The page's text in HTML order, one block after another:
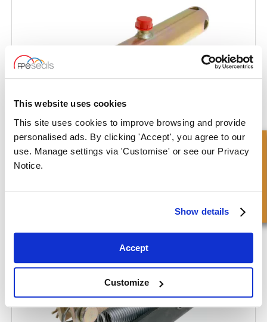
This website uses cookies
This site uses cookies to improve browsing and provide
personalised ads. By clicking 'Accept', you agree to our
use. Manage settings via 'Customise' or see our Privacy
Notice.
Show details
Accept
Customize
Snel onderzoek